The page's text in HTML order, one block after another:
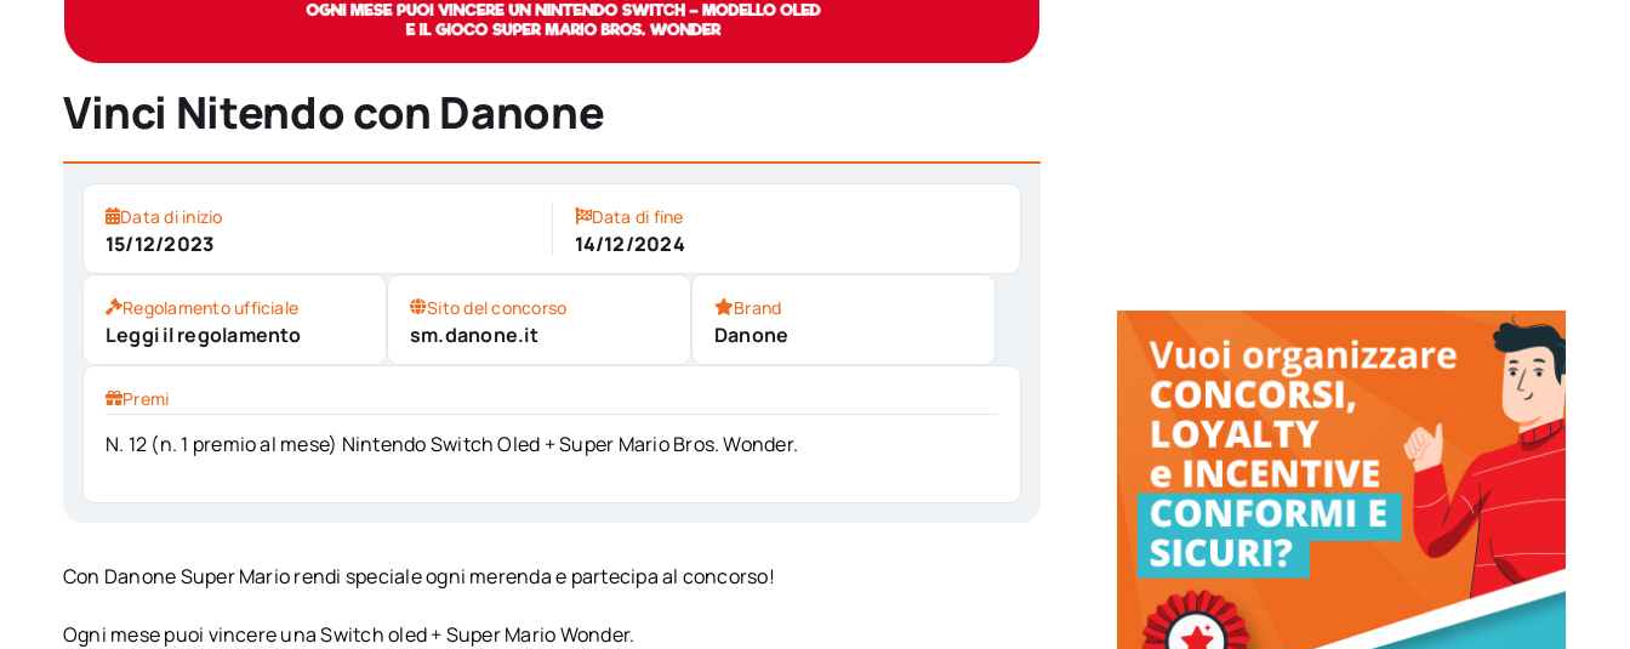
Vinci Nitendo con Danone
Data di inizio
15/12/2023
Data di fine
14/12/2024
Regolamento ufficiale
Leggi il regolamento
Sito del concorso
sm.danone.it
Brand
Danone
Premi
N. 12 (n. 1 premio al mese) Nintendo Switch Oled + Super Mario Bros. Wonder.
Con Danone Super Mario rendi speciale ogni merenda e partecipa al concorso!
Ogni mese puoi vincere una Switch oled + Super Mario Wonder.